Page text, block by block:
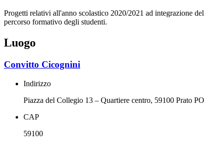
Progetti relativi all'anno scolastico 2020/2021 ad integrazione del
percorso formativo degli studenti.
Luogo
Convitto Cicognini
Indirizzo
Piazza del Collegio 13 – Quartiere centro, 59100 Prato PO
CAP
59100